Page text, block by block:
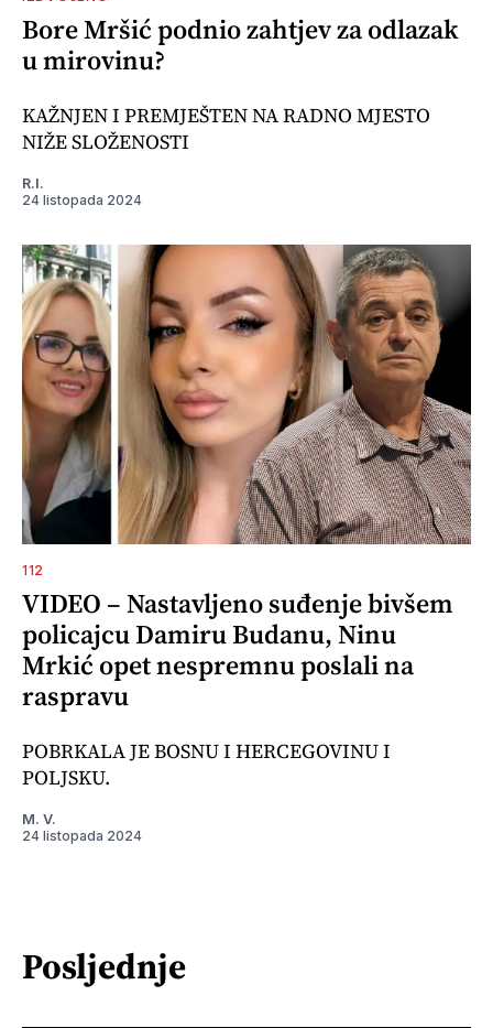
Bore Mršić podnio zahtjev za odlazak
u mirovinu?
KAŽNJEN I PREMJEŠTEN NA RADNO MJESTO
NIŽE SLOŽENOSTI
R.I.
24 listopada 2024
112
VIDEO – Nastavljeno suđenje bivšem
policajcu Damiru Budanu, Ninu
Mrkić opet nespremnu poslali na
raspravu
POBRKALA JE BOSNU I HERCEGOVINU I
POLJSKU.
M. V.
24 listopada 2024
Posljednje